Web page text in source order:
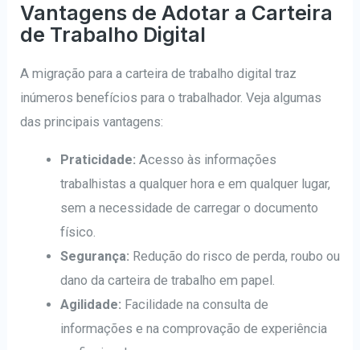
Vantagens de Adotar a Carteira
de Trabalho Digital
A migração para a carteira de trabalho digital traz
inúmeros benefícios para o trabalhador. Veja algumas
das principais vantagens:
Praticidade: Acesso às informações
trabalhistas a qualquer hora e em qualquer lugar,
sem a necessidade de carregar o documento
físico.
Segurança: Redução do risco de perda, roubo ou
dano da carteira de trabalho em papel.
Agilidade: Facilidade na consulta de
informações e na comprovação de experiência